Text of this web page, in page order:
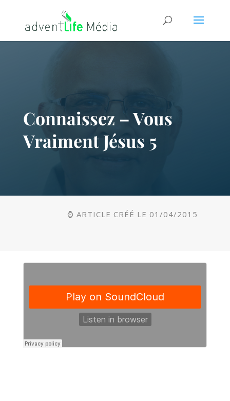
Connaissez – Vous
Vraiment Jésus 5
⌚ ARTICLE CRÉÉ LE 01/04/2015